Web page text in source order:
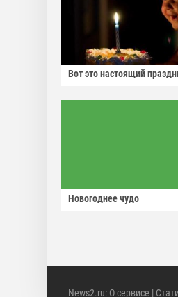
Вот это настоящий
Новогоднее чудо
News2.ru: О сервисе |